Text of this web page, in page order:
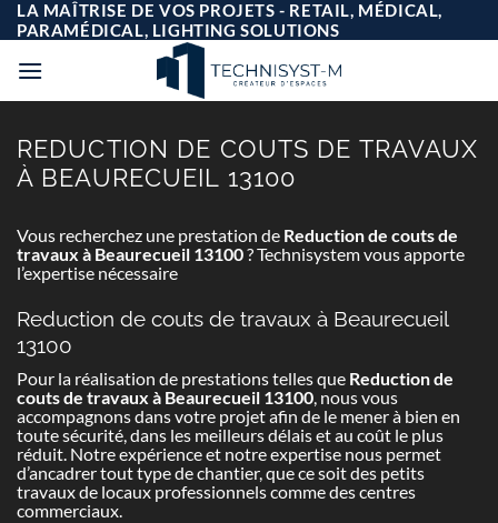
Passer
au
contenu
LA MAÎTRISE DE VOS PROJETS - RETAIL, MÉDICAL,
PARAMÉDICAL, LIGHTING SOLUTIONS
REDUCTION DE COUTS DE TRAVAUX
À BEAURECUEIL 13100
Vous recherchez une prestation de Reduction de couts de
travaux à Beaurecueil 13100? Technisystem vous apporte
l’expertise nécessaire
Reduction de couts de travaux à Beaurecueil
13100
Pour la réalisation de prestations telles que Reduction de
couts de travaux à Beaurecueil 13100, nous vous
accompagnons dans votre projet afin de le mener à bien en
toute sécurité, dans les meilleurs délais et au coût le plus
réduit. Notre expérience et notre expertise nous permet
d’ancadrer tout type de chantier, que ce soit des petits
travaux de locaux professionnels comme des centres
commerciaux.